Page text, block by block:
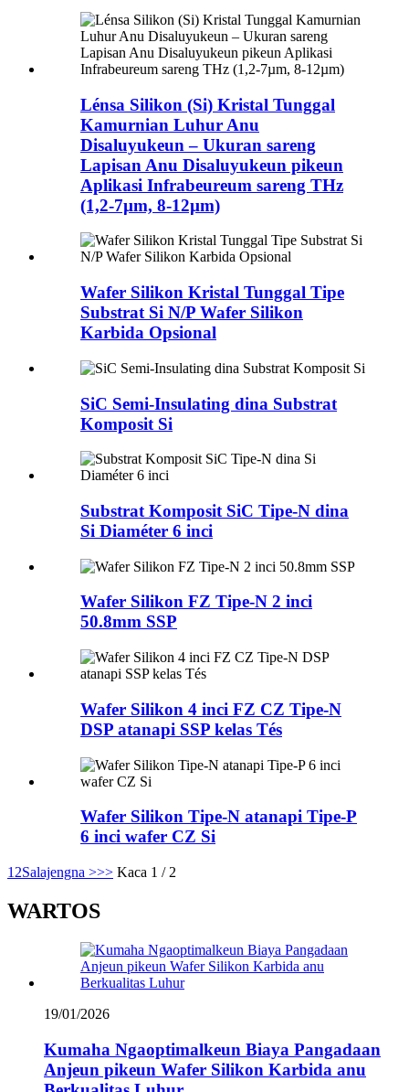
Lénsa Silikon (Si) Kristal Tunggal
Kamurnian Luhur Anu
Disaluyukeun – Ukuran sareng
Lapisan Anu Disaluyukeun pikeun
Aplikasi Infrabeureum sareng THz
(1,2-7µm, 8-12µm)
Wafer Silikon Kristal Tunggal Tipe
Substrat Si N/P Wafer Silikon
Karbida Opsional
SiC Semi-Insulating dina Substrat
Komposit Si
Substrat Komposit SiC Tipe-N dina
Si Diaméter 6 inci
Wafer Silikon FZ Tipe-N 2 inci
50.8mm SSP
Wafer Silikon 4 inci FZ CZ Tipe-N
DSP atanapi SSP kelas Tés
Wafer Silikon Tipe-N atanapi Tipe-P
6 inci wafer CZ Si
1 2Salajengna >>> Kaca 1 / 2
WARTOS
19/01/2026
Kumaha Ngaoptimalkeun Biaya Pangadaan
Anjeun pikeun Wafer Silikon Karbida anu